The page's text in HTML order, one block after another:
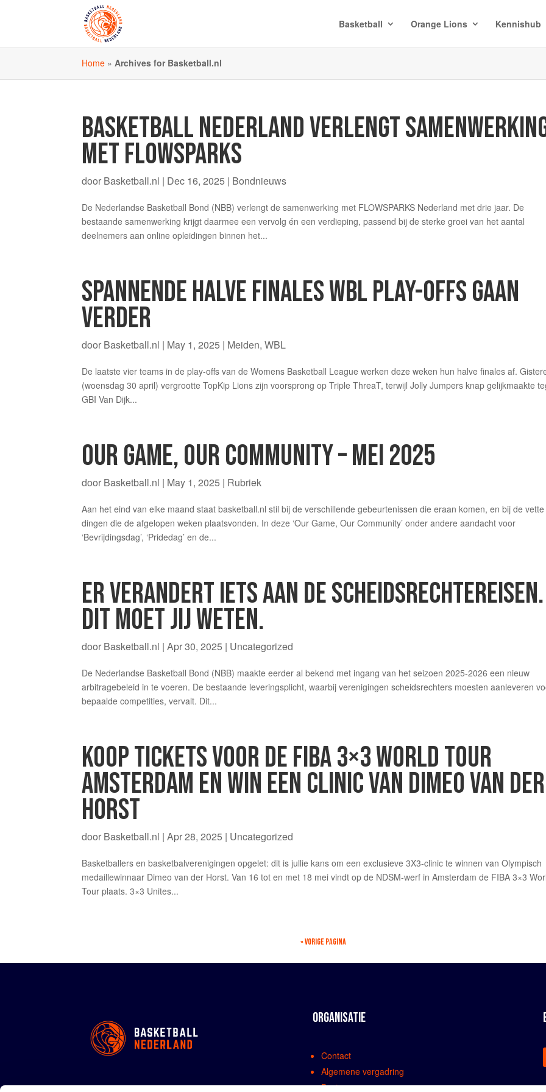
Basketball Orange Lions Kennishub
Home »Archives for Basketball.nl
BASKETBALL NEDERLAND VERLENGT
MET FLOWSPARKS
door Basketball.nl | Dec 16, 2025 | Bondnieuws
De Nederlandse Basketball Bond (NBB) verlengt de samenwerking met FLOWSPARKS Nederland met drie jaar. De
bestaande samenwerking krijgt daarmee een vervolg én een verdieping, passend bij de sterke groei van het aantal
deelnemers aan online opleidingen binnen het...
SPANNENDE HALVE FINALES WBL PLAY-OFFS GAAN
VERDER
door Basketball.nl | May 1, 2025 | Meiden,WBL
De laatste vier teams in de play-offs van de Womens Basketball League werken deze weken hun halve finales af.
(woensdag 30 april) vergrootte TopKip Lions zijn voorsprong op Triple ThreaT, terwijl Jolly Jumpers knap gelijkmaakte
GBI Van Dijk...
OUR GAME, OUR COMMUNITY – MEI 2025
door Basketball.nl | May 1, 2025 | Rubriek
Aan het eind van elke maand staat basketball.nl stil bij de verschillende gebeurtenissen die eraan komen, en bij de vette
dingen die de afgelopen weken plaatsvonden. In deze ‘Our Game, Our Community’ onder andere aandacht voor
‘Bevrijdingsdag’, ‘Pridedag’ en de...
ER VERANDERT IETS AAN DE SCHEIDSRECHTEREISEN.
DIT MOET JIJ WETEN.
door Basketball.nl |Apr 30, 2025 | Uncategorized
De Nederlandse Basketball Bond (NBB) maakte eerder al bekend met ingang van het seizoen 2025-2026 een nieuw
arbitragebeleid in te voeren. De bestaande leveringsplicht, waarbij verenigingen scheidsrechters moesten aanleveren
bepaalde competities, vervalt. Dit...
KOOP TICKETS VOOR DE FIBA 3×3 WORLD TOUR
AMSTERDAM EN WIN EEN CLINIC VAN DIMEO VAN DER
HORST
door Basketball.nl |Apr 28, 2025 | Uncategorized
Basketballers en basketbalverenigingen opgelet: dit is jullie kans om een exclusieve 3X3-clinic te winnen van Olympisch
medaillewinnaar Dimeo van der Horst. Van 16 tot en met 18 mei vindt op de NDSM-werf in Amsterdam de FIBA 3×3
Tour plaats. 3×3 Unites...
« VORIGE PAGINA
ORGANISATIE
Contact
Algemene vergadring
Bestuur